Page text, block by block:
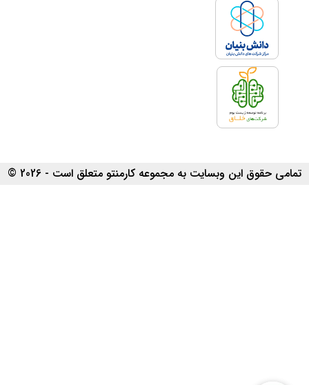
تمامی حقوق این وبسایت به مجموعه کارمنتو متعلق است - 2026 ©